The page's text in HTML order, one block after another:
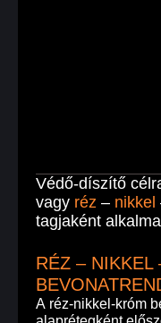
Védő-díszítő
vagy réz – nikkel
tagjaként
RÉZ – NIKKEL
A réz-nikkel-króm